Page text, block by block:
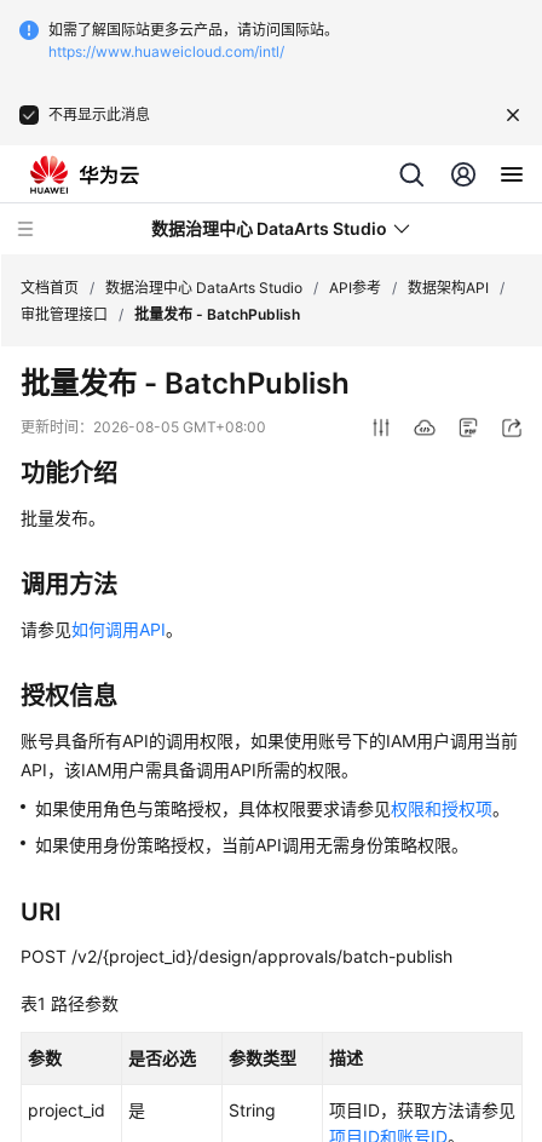
如需了解国际站更多云产品，请访问国际站。
https://www.huaweicloud.com/intl/
不再显示此消息
数据治理中心 DataArts Studio
最
新
动
务
告
产
介
数
据
治
理
法
速
门
用
文档首页 / 数据治理中心 DataArts Studio / API参考 / 数据架构API /
审批管理接口
/ 批量发布 - BatchPublish
批量发布 - BatchPublish
更新时间： 2026-08-05 GMT+08:00
功能介绍
批量发布。
调用方法
请参见如何调用API。
授权信息
账号具备所有API的调用权限，如果使用账号下的IAM用户调用当前
API，该IAM用户需具备调用API所需的权限。
如果使用角色与策略授权，具体权限要求请参见权限和授权项。
如果使用身份策略授权，当前API调用无需身份策略权限。
URI
POST /v2/{project_id}/design/approvals/batch-publish
表1 路径参数
参数 是否必选 参数类型 描述
project_id 是 String
项目ID，获取方法请参见
项目ID和账号ID。